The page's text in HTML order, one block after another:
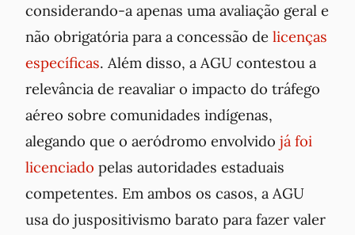
considerando-a apenas uma avaliação geral e
não obrigatória para a concessão de licenças
específicas​. Além disso, a AGU contestou a
relevância de reavaliar o impacto do tráfego
aéreo sobre comunidades indígenas,
alegando que o aeródromo envolvido já foi
licenciado pelas autoridades estaduais
competentes​. Em ambos os casos, a AGU
usa do juspositivismo barato para fazer valer